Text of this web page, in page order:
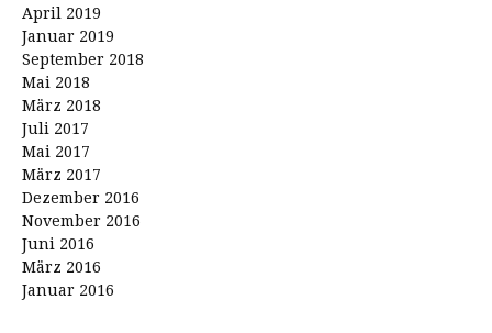
April 2019
Januar 2019
September 2018
Mai 2018
März 2018
Juli 2017
Mai 2017
März 2017
Dezember 2016
November 2016
Juni 2016
März 2016
Januar 2016